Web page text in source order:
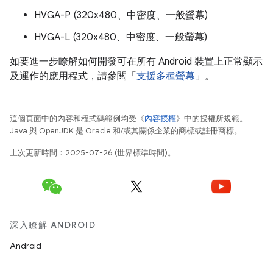
HVGA-P (320x480、中密度、一般螢幕)
HVGA-L (320x480、中密度、一般螢幕)
如要進一步瞭解如何開發可在所有 Android 裝置上正常顯示
及運作的應用程式，請參閱「 支援多種螢幕」。
這個頁面中的內容和程式碼範例均受《內容授權》中的授權所規範。
Java 與 OpenJDK 是 Oracle 和/或其關係企業的商標或註冊商標。
上次更新時間：2025-07-26 (世界標準時間)。
深入瞭解 ANDROID
Android